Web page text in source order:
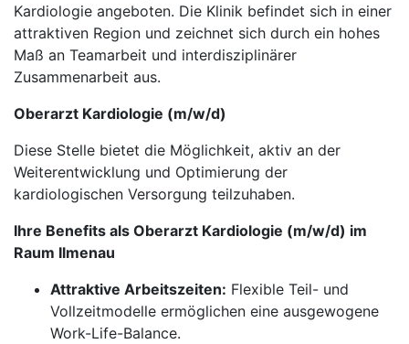
Kardiologie angeboten. Die Klinik befindet sich in einer
attraktiven Region und zeichnet sich durch ein hohes
Maß an Teamarbeit und interdisziplinärer
Zusammenarbeit aus.
Oberarzt Kardiologie (m/w/d)
Diese Stelle bietet die Möglichkeit, aktiv an der
Weiterentwicklung und Optimierung der
kardiologischen Versorgung teilzuhaben.
Ihre Benefits als Oberarzt Kardiologie (m/w/d) im
Raum Ilmenau
Attraktive Arbeitszeiten: Flexible Teil- und
Vollzeitmodelle ermöglichen eine ausgewogene
Work-Life-Balance.